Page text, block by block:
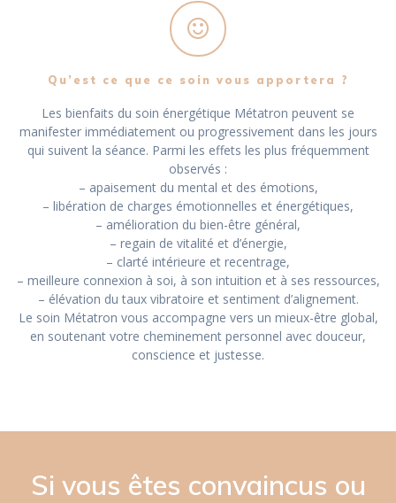
Qu’est ce que ce soin vous apportera ?
Les bienfaits du soin énergétique Métatron peuvent se
manifester immédiatement ou progressivement dans les jours
qui suivent la séance. Parmi les effets les plus fréquemment
observés :
– apaisement du mental et des émotions,
– libération de charges émotionnelles et énergétiques,
– amélioration du bien-être général,
– regain de vitalité et d’énergie,
– clarté intérieure et recentrage,
– meilleure connexion à soi, à son intuition et à ses ressources,
– élévation du taux vibratoire et sentiment d’alignement.
Le soin Métatron vous accompagne vers un mieux-être global,
en soutenant votre cheminement personnel avec douceur,
conscience et justesse.
Si vous êtes convaincus ou